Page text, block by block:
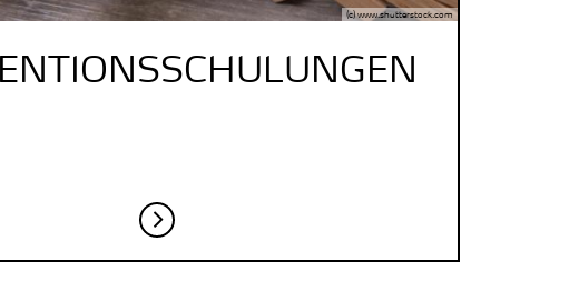
(c) www.shutterstock.com